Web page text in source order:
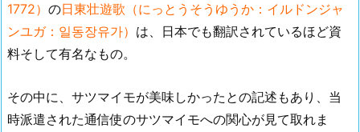
1772） の日東壮遊歌（にっとうそうゆうか：イルドンジャ
ンユガ：일동장유가） は、日本でも翻訳されているほど資
料そして有名なもの。
その中に、サツマイモが美味しかったとの記述もあり、当
時派遣された通信使のサツマイモへの関心が見て取れま